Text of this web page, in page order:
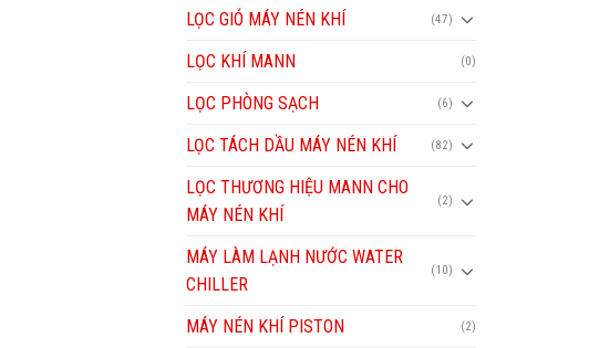
LỌC GIÓ MÁY NÉN KHÍ (47)
LỌC KHÍ MANN (0)
LỌC PHÒNG SẠCH (6)
LỌC TÁCH DẦU MÁY NÉN KHÍ (82)
LỌC THƯƠNG HIỆU MANN CHO
MÁY NÉN KHÍ
(2)
MÁY LÀM LẠNH NƯỚC WATER
CHILLER
(10)
MÁY NÉN KHÍ PISTON (2)